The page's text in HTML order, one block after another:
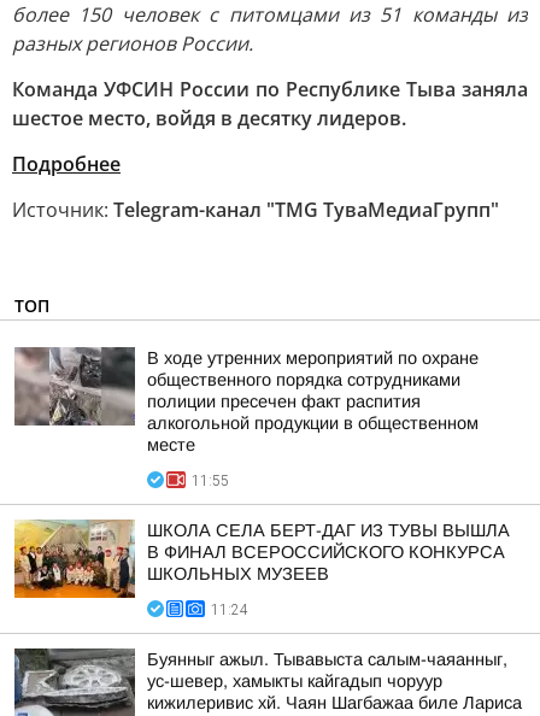
более 150 человек с питомцами из 51 команды из
разных регионов России.
Команда УФСИН России по Республике Тыва заняла
шестое место, войдя в десятку лидеров.
Подробнее
Источник: Telegram-канал "TMG ТуваМедиаГрупп"
ТОП
В ходе утренних мероприятий по охране
общественного порядка сотрудниками
полиции пресечен факт распития
алкогольной продукции в общественном
месте
11:55
ШКОЛА СЕЛА БЕРТ-ДАГ ИЗ ТУВЫ ВЫШЛА
В ФИНАЛ ВСЕРОССИЙСКОГО КОНКУРСА
ШКОЛЬНЫХ МУЗЕЕВ
11:24
Буянныг ажыл. Тывавыста салым-чаяанныг,
ус-шевер, хамыкты кайгадып чоруур
кижилеривис хй. Чаян Шагбажаа биле Лариса